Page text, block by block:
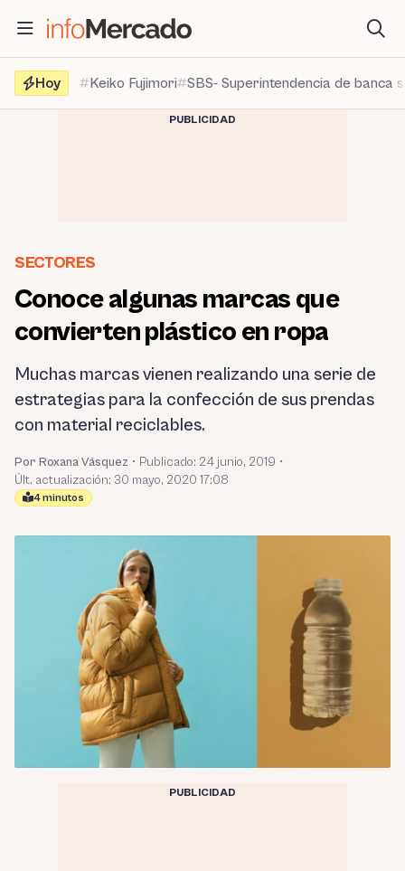
contenido
Hoy
Keiko Fujimori SBS- Superintendencia de banca
PUBLICIDAD
SECTORES
Conoce algunas marcas que
convierten plástico en ropa
Muchas marcas vienen realizando una serie de
estrategias para la confección de sus prendas
con material reciclables.
Por Roxana Vásquez • Publicado: 24 junio, 2019 •
Últ. actualización: 30 mayo, 2020 17:08
4 minutos
PUBLICIDAD